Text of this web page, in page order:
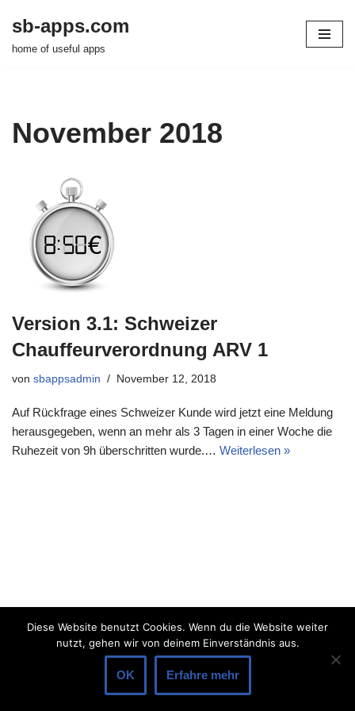
Zum
sb-apps.com
home of useful apps
November 2018
Version 3.1: Schweizer
Chauffeurverordnung ARV 1
von sbappsadmin November 12, 2018
Auf Rückfrage eines Schweizer Kunde wird jetzt eine Meldung
herausgegeben, wenn an mehr als 3 Tagen in einer Woche die
Ruhezeit von 9h überschritten wurde.… Weiterlesen »
| Präsentiert vonWordPress
Diese Website benutzt Cookies. Wenn du die Website weiter
nutzt, gehen wir von deinem Einverständnis aus.
OK Erfahre mehr